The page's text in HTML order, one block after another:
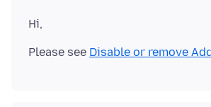
Please see Disable or remove